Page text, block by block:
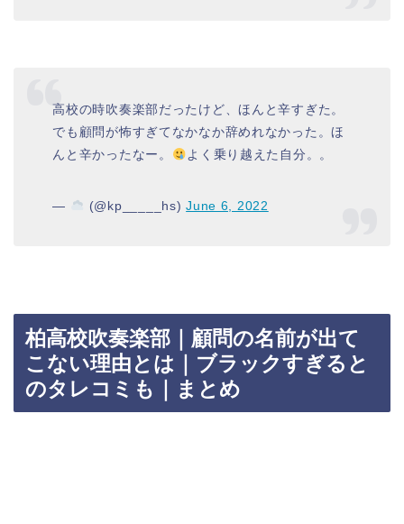
高校の時吹奏楽部だったけど、ほんと辛すぎた。
でも顧問が怖すぎてなかなか辞めれなかった。ほ
んと辛かったなー。
よく乗り越えた自分。。
— (@kp_____hs)June 6, 2022
柏高校吹奏楽部｜顧問の名前が出て
こない理由とは｜ブラックすぎると
のタレコミも｜まとめ